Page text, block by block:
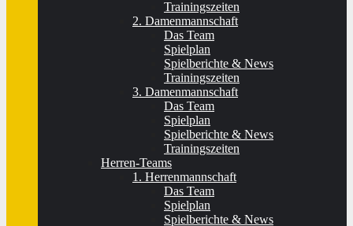
Trainingszeiten
2. Damenmannschaft
Das Team
Spielplan
Spielberichte & News
Trainingszeiten
3. Damenmannschaft
Das Team
Spielplan
Spielberichte & News
Trainingszeiten
Herren-Teams
1. Herrenmannschaft
Das Team
Spielplan
Spielberichte & News